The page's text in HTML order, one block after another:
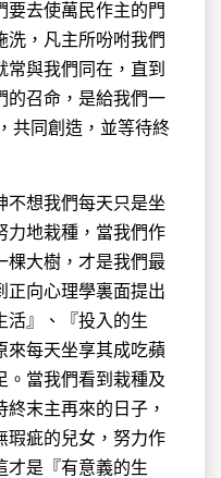
要去使萬民作主的門
洗，凡主所吩咐我們
常與我們同在，直到
的召命，是給我們一
共同創造，並等待終
不想我們每天只是坐
力地栽種，當我們作
棵大樹，才是我們最
正向心理學裏面提出
活』、『投入的生
來每天坐享其成吃蘋
。當我們看到栽種及
末主再來的日子，
瑕疵的兒女，努力作
才是『有意義的生